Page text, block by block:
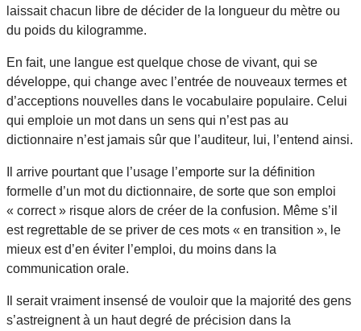
laissait chacun libre de décider de la longueur du mètre ou
du poids du kilogramme.
En fait, une langue est quelque chose de vivant, qui se
développe, qui change avec l’entrée de nouveaux termes et
d’acceptions nouvelles dans le vocabulaire populaire. Celui
qui emploie un mot dans un sens qui n’est pas au
dictionnaire n’est jamais sûr que l’auditeur, lui, l’entend ainsi.
Il arrive pourtant que l’usage l’emporte sur la définition
formelle d’un mot du dictionnaire, de sorte que son emploi
« correct » risque alors de créer de la confusion. Même s’il
est regrettable de se priver de ces mots « en transition », le
mieux est d’en éviter l’emploi, du moins dans la
communication orale.
Il serait vraiment insensé de vouloir que la majorité des gens
s’astreignent à un haut degré de précision dans la